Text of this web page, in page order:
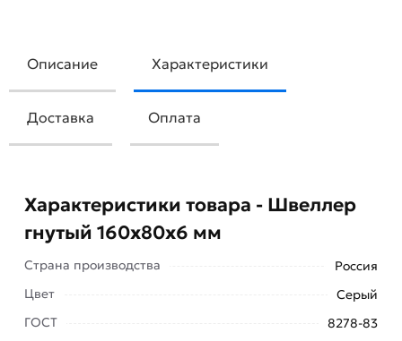
Описание Характеристики
Доставка Оплата
Характеристики товара - Швеллер
гнутый 160х80х6 мм
Страна производства
Россия
Цвет
Серый
ГОСТ
8278-83